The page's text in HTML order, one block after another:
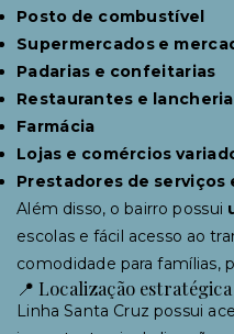
Posto de combustível
Supermercados e
Padarias e confeitarias
Restaurantes e
Farmácia
Lojas e comércios
Prestadores de serviços
Além disso, o bairro possui
escolas e fácil acesso ao
comodidade para famílias,
📍 Localização estratégica
Linha Santa Cruz possui